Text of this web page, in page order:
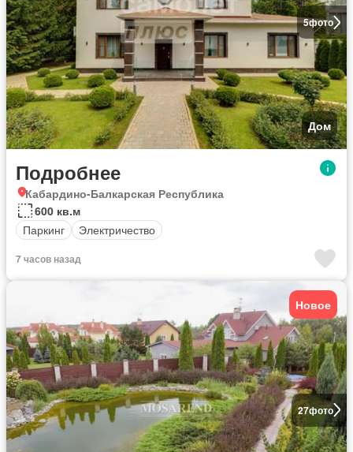
5фото
Дом
Подробнее
Кабардино-Балкарская Республика
600 кв.м
Паркинг
Электричество
7 часов назад
27фото
Новое